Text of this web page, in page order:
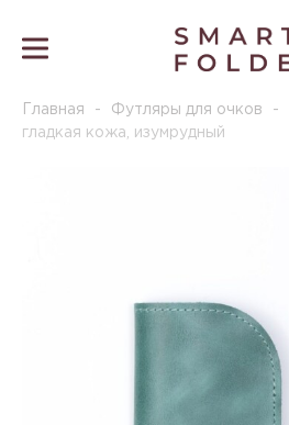
Главная - Футляры для очков -
гладкая кожа, изумрудный